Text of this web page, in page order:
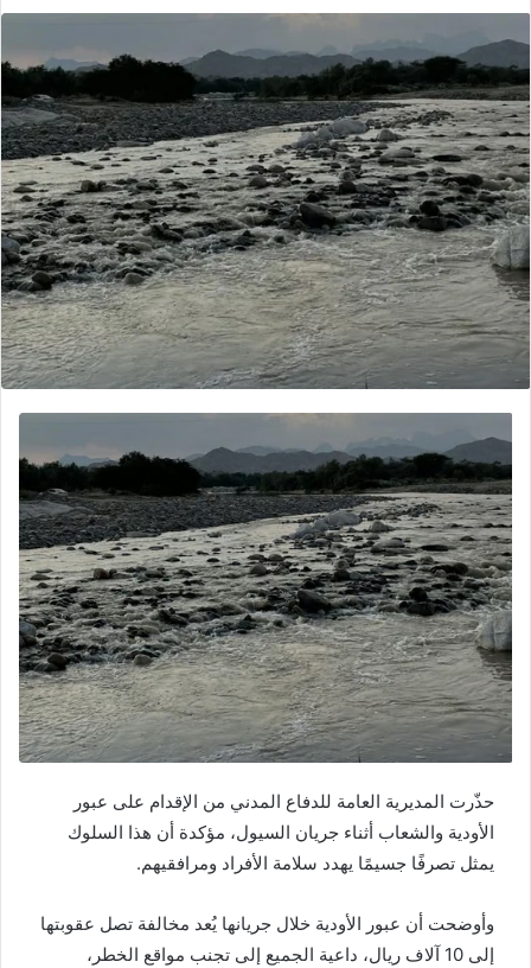
حذّرت المديرية العامة للدفاع المدني من الإقدام على عبور
الأودية والشعاب أثناء جريان السيول، مؤكدة أن هذا السلوك
يمثل تصرفًا جسيمًا يهدد سلامة الأفراد ومرافقيهم.
وأوضحت أن عبور الأودية خلال جريانها يُعد مخالفة تصل عقوبتها
إلى 10 آلاف ريال، داعية الجميع إلى تجنب مواقع الخطر،